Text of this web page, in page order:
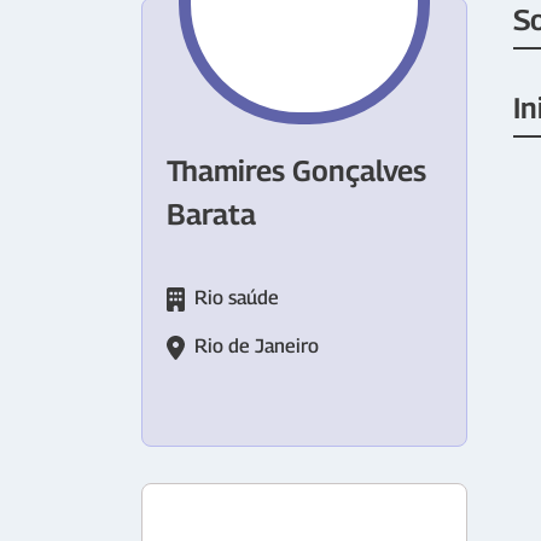
Thamires Gonçalves
Barata
Rio saúde
Rio de Janeiro